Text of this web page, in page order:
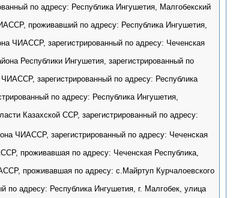
по адресу: Республика Ингушетия, Малгобекский
проживавший по адресу: Республика Ингушетия,
ЧИАССР, зарегистрированный по адресу: Чеченская
Республики Ингушетия, зарегистрированный по
зарегистрированный по адресу: Республика
по адресу: Республика Ингушетия,
Казахской ССР, зарегистрированный по адресу:
ЧИАССР, зарегистрированный по адресу: Чеченская
проживавшая по адресу: Чеченская Республика,
проживавшая по адресу: с.Майртуп Курчалоевского
адресу: Республика Ингушетия, г. Малгобек, улица